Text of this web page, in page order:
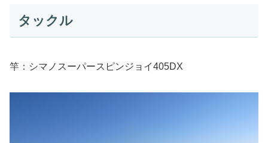
タックル
竿：シマノスーパースピンジョイ405DX